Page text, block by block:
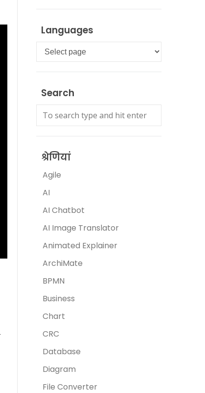
Languages
Languages
Search
श्रेणियां
Agile
AI
AI Chatbot
AI Image Translator
Animated Explainer
ArchiMate
BPMN
Business
Chart
CRC
Database
Diagram
File Converter